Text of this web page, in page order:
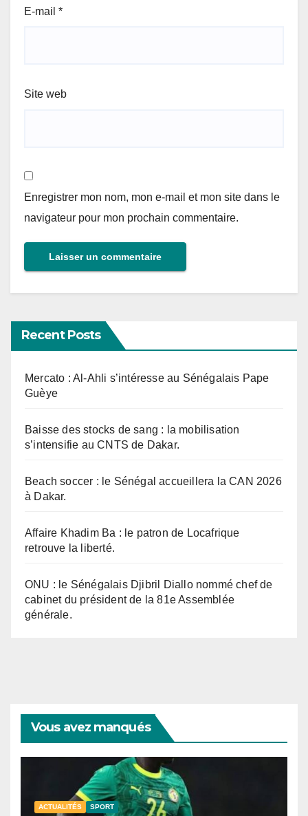
E-mail *
Site web
Enregistrer mon nom, mon e-mail et mon site dans le
navigateur pour mon prochain commentaire.
Recent Posts
Mercato : Al-Ahli s’intéresse au Sénégalais Pape
Guèye
Baisse des stocks de sang : la mobilisation
s’intensifie au CNTS de Dakar.
Beach soccer : le Sénégal accueillera la CAN 2026
à Dakar.
Affaire Khadim Ba : le patron de Locafrique
retrouve la liberté.
ONU : le Sénégalais Djibril Diallo nommé chef de
cabinet du président de la 81e Assemblée
générale.
Vous avez manqués
ACTUALITÉS SPORT